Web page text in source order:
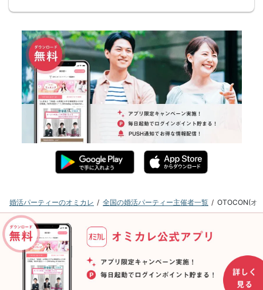
婚活パーティーのオミカレ 全国の婚活パーティー主催者一覧 OTOCON(オ